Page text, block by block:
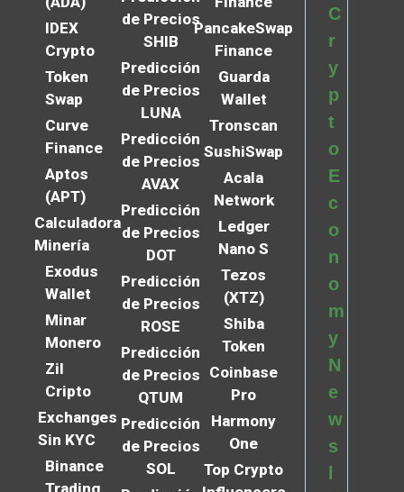
IDEX
Crypto
Token
Swap
Curve
Finance
Aptos
(APT)
Calculadora
Minería
Exodus
Wallet
Minar
Monero
Zil
Cripto
Exchanges
Sin KYC
Binance
de Precios
SHIB
Predicción
de Precios
LUNA
Predicción
de Precios
AVAX
Predicción
de Precios
DOT
Predicción
de Precios
ROSE
Predicción
de Precios
QTUM
Predicción
de Precios
SOL
PancakeSwap
Finance
Guarda
Wallet
Tronscan
SushiSwap
Acala
Network
Ledger
Nano S
Tezos
(XTZ)
Shiba
Token
Coinbase
Pro
Harmony
One
Top Crypto
C
r
y
p
t
o
E
c
o
n
o
m
y
N
e
w
s